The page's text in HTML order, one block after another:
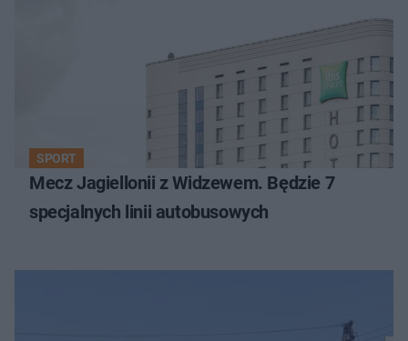
SPORT
Mecz Jagiellonii z Widzewem. Będzie 7
specjalnych linii autobusowych